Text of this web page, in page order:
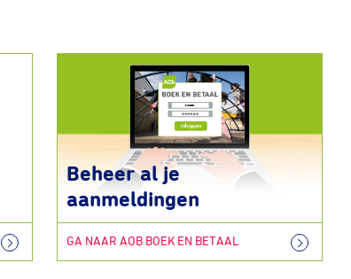
Beheer al je
aanmeldingen
GA NAAR AOB BOEK EN BETAAL